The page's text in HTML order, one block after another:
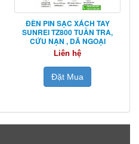
ĐÈN PIN SẠC XÁCH TAY
SUNREI TZ800 TUẦN TRA,
CỨU NẠN , DÃ NGOẠI
Liên hệ
Đặt Mua